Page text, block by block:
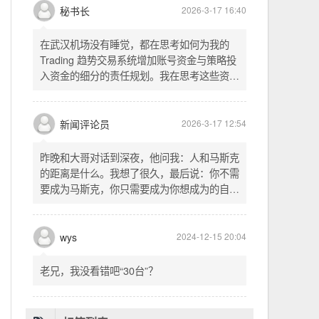
渚上，惯看秋月春风。一壶浊酒喜相逢。古今
的开篇词，气势磅礴，感慨历史兴衰、人生短
暂。晚饭时在墙上看到这句诗，让人感慨万
千。历史长河滚滚向前，多少英雄豪杰都随江
件事。
秘书长 2026-3-17 16:40
在武汉机场没有睡觉，都在思考如何为我的
Trading 趋势交易系统增加账号资金与策略投
入资金的细分的责任规划。我在思考这些资金
投入资金是每个策略单独分配的资金。昨天回
到家之后，我也在为博客增加这些功能，把交
易系统理念落实到代码层面。东西用久了需要
新闻评论员 2026-3-17 12:54
昨晚和大哥对话到深夜，他问我：人和马斯克
的距离是什么。我想了很久，最后说：你不需
要成为马斯克，你只需要成为你想成为的自
以为差距是钱、是资源、是运气，但真正的差
只问我想做什么。而我们，花了太多时间活成
wys